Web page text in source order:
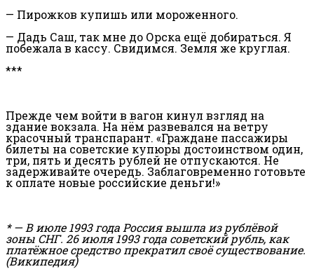
— Пирожков купишь или мороженного.
— Дадь Саш, так мне до Орска ещё добираться. Я
побежала в кассу. Свидимся. Земля же круглая.
***
Прежде чем войти в вагон кинул взгляд на
здание вокзала. На нём развевался на ветру
красочный транспарант. «Граждане пассажиры
билеты на советские купюры достоинством один,
три, пять и десять рублей не отпускаются. Не
задерживайте очередь. Заблаговременно готовьте
к оплате новые российские деньги!»
* — В июле 1993 года Россия вышла из рублёвой
зоны СНГ. 26 июля 1993 года советский рубль, как
платёжное средство прекратил своё существование.
(Википедия)